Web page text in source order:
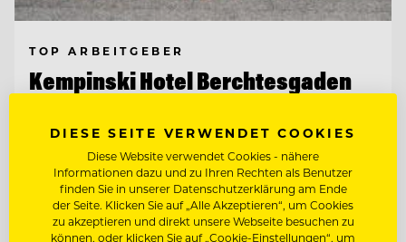
TOP ARBEITGEBER
Kempinski Hotel Berchtesgaden
83471 Berchtesgaden, Deutschland
HOUSEKEEPING SUPERVISOR (M/W/D)
DIESE SEITE VERWENDET COOKIES
Diese Website verwendet Cookies - nähere
Informationen dazu und zu Ihren Rechten als Benutzer
finden Sie in unserer Datenschutzerklärung am Ende
der Seite. Klicken Sie auf „Alle Akzeptieren“, um Cookies
zu akzeptieren und direkt unsere Webseite besuchen zu
können, oder klicken Sie auf „Cookie-Einstellungen“, um